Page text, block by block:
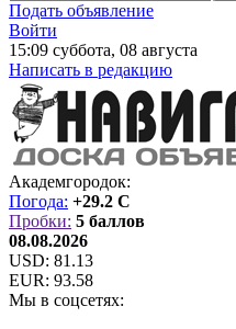
Подать объявление
Войти
15:09 суббота, 08 августа
Написать в редакцию
Академгородок:
Погода: +29.2 C
Пробки: 5 баллов
08.08.2026
USD: 81.13
EUR: 93.58
Мы в соцсетях: